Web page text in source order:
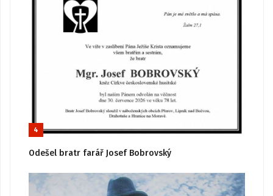
4
Odešel bratr farář Josef Bobrovský